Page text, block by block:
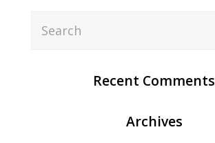
Recent Comments
Archives